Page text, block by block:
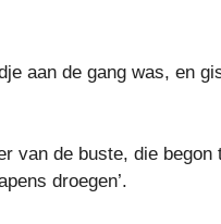
aan de gang was, en
van de buste, die begon
droegen’.